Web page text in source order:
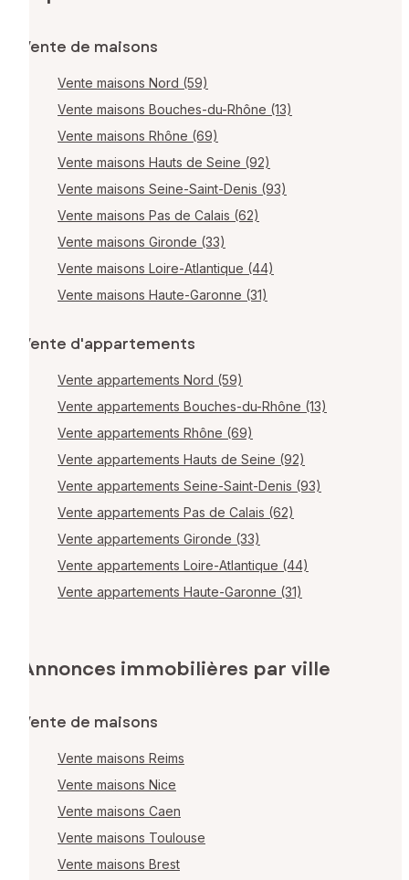
Vente de maisons
Vente maisons Nord (59)
Vente maisons Bouches-du-Rhône (13)
Vente maisons Rhône (69)
Vente maisons Hauts de Seine (92)
Vente maisons Seine-Saint-Denis (93)
Vente maisons Pas de Calais (62)
Vente maisons Gironde (33)
Vente maisons Loire-Atlantique (44)
Vente maisons Haute-Garonne (31)
Vente d'appartements
Vente appartements Nord (59)
Vente appartements Bouches-du-Rhône (13)
Vente appartements Rhône (69)
Vente appartements Hauts de Seine (92)
Vente appartements Seine-Saint-Denis (93)
Vente appartements Pas de Calais (62)
Vente appartements Gironde (33)
Vente appartements Loire-Atlantique (44)
Vente appartements Haute-Garonne (31)
Annonces immobilières par ville
Vente de maisons
Vente maisons Reims
Vente maisons Nice
Vente maisons Caen
Vente maisons Toulouse
Vente maisons Brest